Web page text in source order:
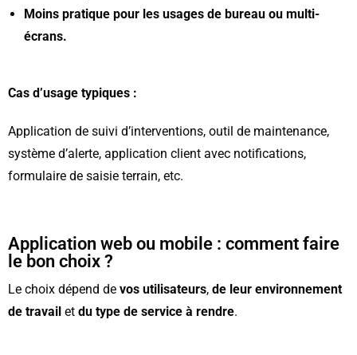
Moins pratique pour les usages de bureau ou multi-
écrans.
Cas d’usage typiques :
Application de suivi d’interventions, outil de maintenance,
système d’alerte, application client avec notifications,
formulaire de saisie terrain, etc.
Application web ou mobile : comment faire
le bon choix ?
Le choix dépend de vos utilisateurs, de leur environnement
de travail et du type de service à rendre.